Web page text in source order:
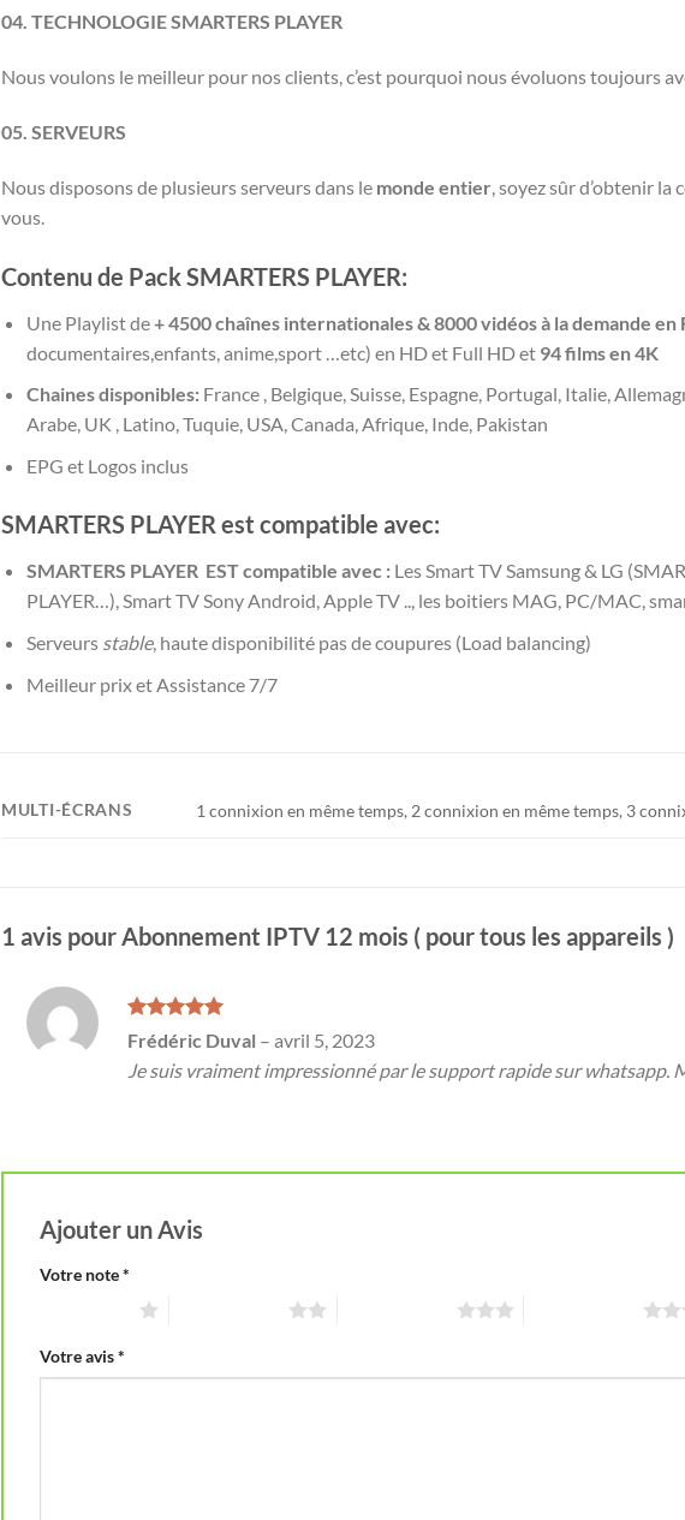
04. TECHNOLOGIE SMARTERS PLAYER
Nous voulons le meilleur pour nos clients, c’est pourquoi nous évoluons toujours
05. SERVEURS
Nous disposons de plusieurs serveurs dans le monde entier , soyez sûr d’obtenir
vous.
Contenu de Pack SMARTERS PLAYER:
Une Playlist de+ 4500 chaînes internationales & 8000 vidéos à la demande en
documentaires,enfants, anime,sport …etc) en HD et Full HD et 94 films en 4K
Chaines disponibles:France , Belgique, Suisse, Espagne, Portugal, Italie,
Arabe, UK , Latino, Tuquie, USA, Canada, Afrique, Inde, Pakistan
EPG et Logos inclus
SMARTERS PLAYER est compatible avec:
SMARTERS PLAYER EST compatible avec :Les Smart TV Samsung & LG
PLAYER…), Smart TV Sony Android, Apple TV .., les boitiers MAG, PC/MAC,
Serveurs stable, haute disponibilité pas de coupures (Load balancing)
Meilleur prix et Assistance 7/7
MULTI-ÉCRANS 1 connixion en même temps, 2 connixion en même temps, 3
1 avis pourAbonnement IPTV 12 mois ( pour tous les appareils )
Note5sur
5
Frédéric Duval – avril 5, 2023
Je suis vraiment impressionné par le support rapide sur whatsapp.
Ajouter un Avis
Votre note*
Votre avis*